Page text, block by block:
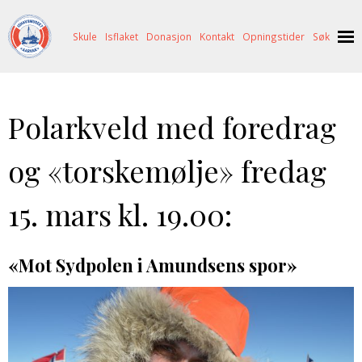
OM OSS
BILDE FRÅ MUSEET
UTSTILLINGAR
OVERVINTRINGSFANGST PÅ NORDAUST-GRØNLAND
RAGNAR THORSETH – LEVD LIV
SVART GULL I BRANDAL CITY
UTLEIGE
ISHAVSMUSEETS VENNER
FORTELLINGAR
SVALBARD
SELFANGST
PETER S. BRANDAL
BILDEGALLERI
NETTBUTIKK
SKUTEKATALOG
UTLEIGE
SKULEBESØK
Skule Isflaket Donasjon Kontakt Opningstider Søk
Polarkveld med foredrag
og «torskemølje» fredag
15. mars kl. 19.00:
«Mot Sydpolen i Amundsens spor»